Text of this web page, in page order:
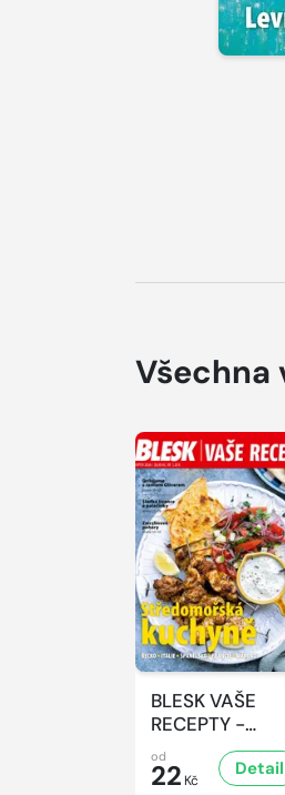
Všechna
BLESK VAŠE
RECEPTY -
8/2026
od
22 Kč
Detail